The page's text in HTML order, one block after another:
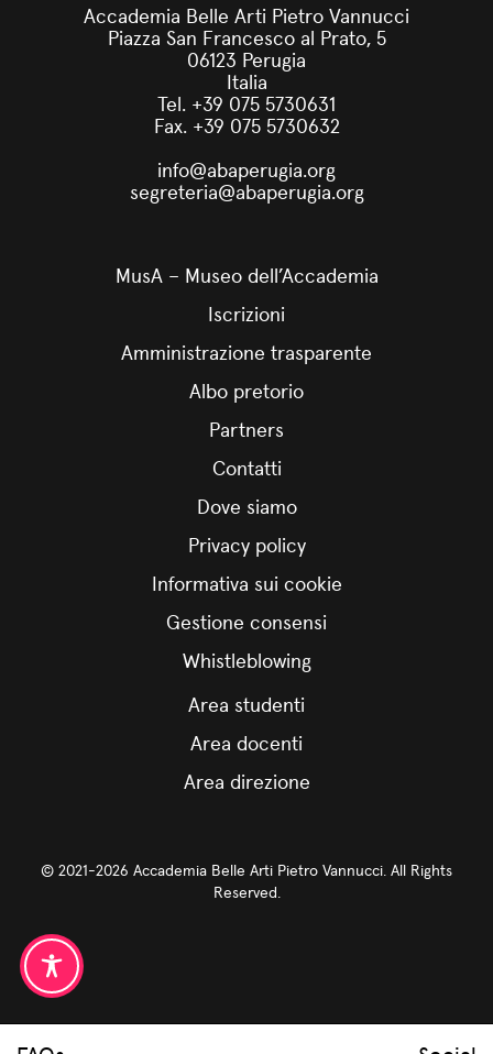
Accademia Belle Arti Pietro Vannucci
Piazza San Francesco al Prato, 5
06123 Perugia
Italia
Tel. +39 075 5730631
Fax. +39 075 5730632
info@abaperugia.org
segreteria@abaperugia.org
MusA – Museo dell’Accademia
Iscrizioni
Amministrazione trasparente
Albo pretorio
Partners
Contatti
Dove siamo
Privacy policy
Informativa sui cookie
Gestione consensi
Whistleblowing
Area studenti
Area docenti
Area direzione
© 2021-2026 Accademia Belle Arti Pietro Vannucci. All Rights
Reserved.